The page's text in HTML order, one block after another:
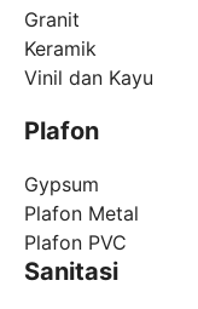
Granit
Keramik
Vinil dan Kayu
Plafon
Gypsum
Plafon Metal
Plafon PVC
Sanitasi